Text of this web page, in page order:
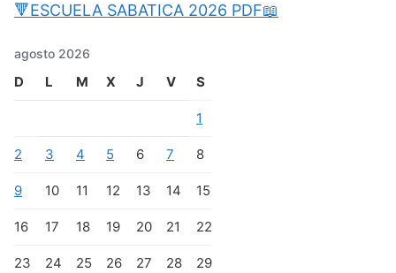
🔻ESCUELA SABATICA 2026 PDF📖
agosto 2026
D L M X J V S
1
2 3 4 5 6 7 8
9 10 11 12 13 14 15
16 17 18 19 20 21 22
23 24 25 26 27 28 29